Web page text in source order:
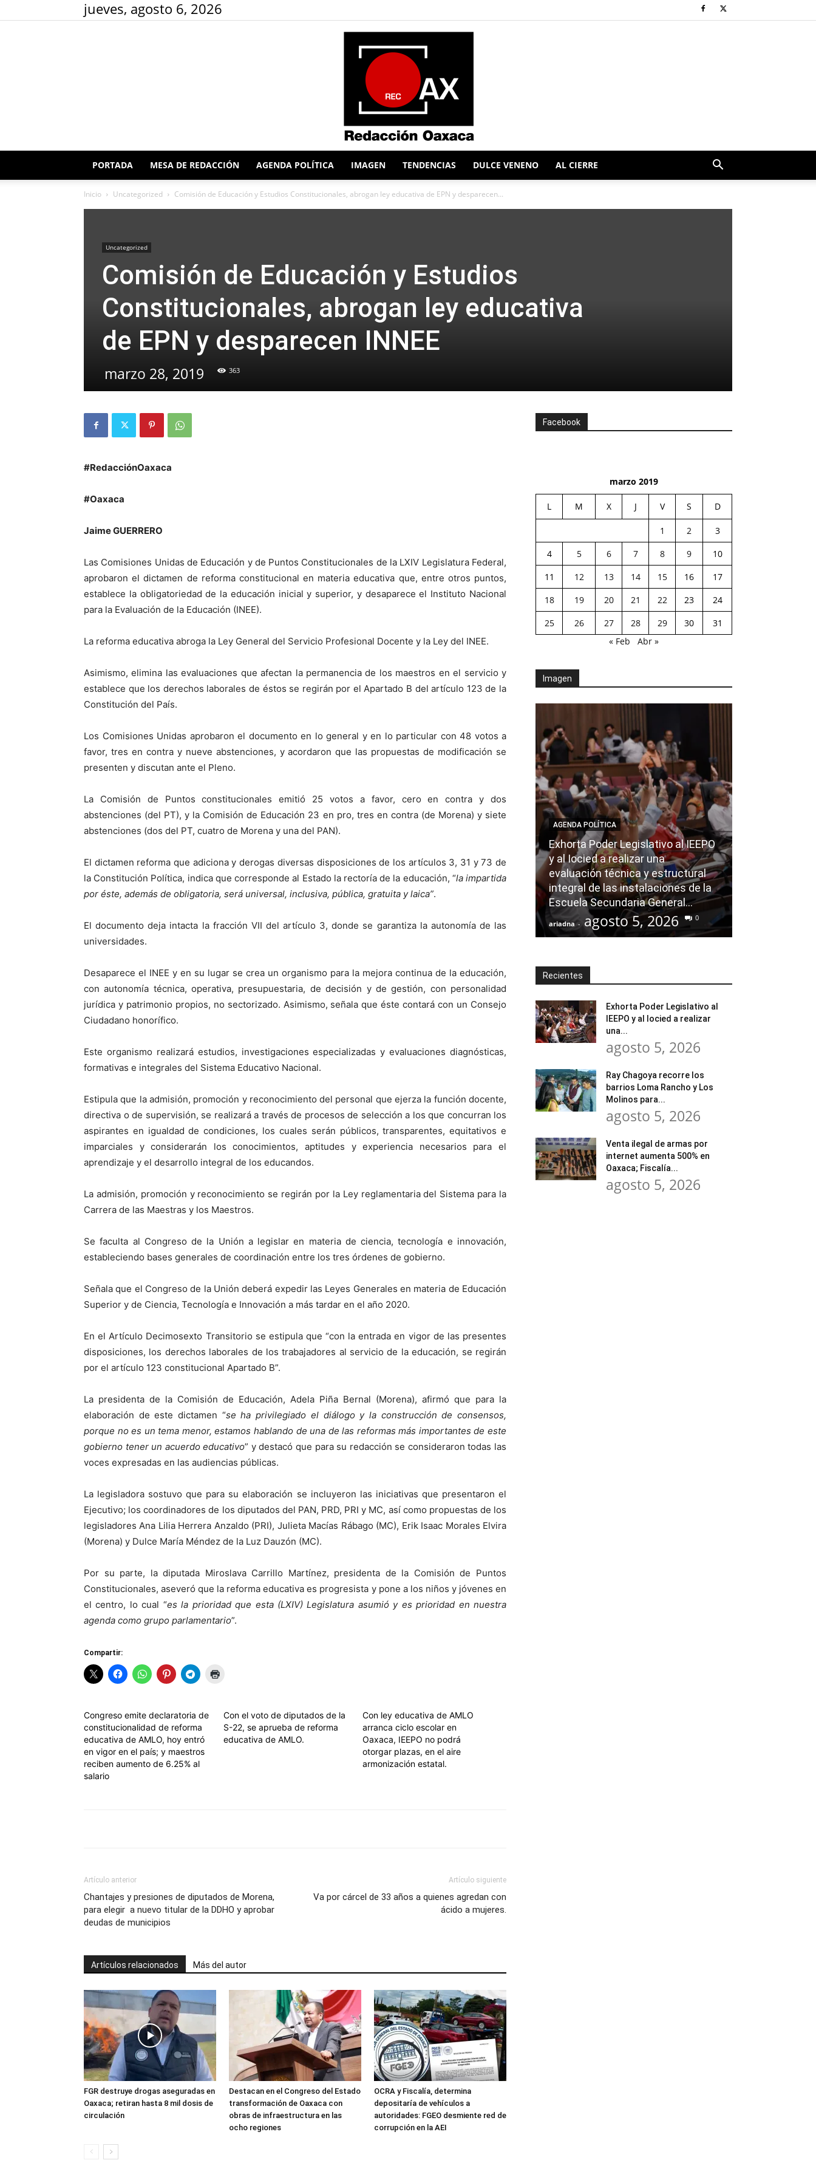
jueves, agosto 6, 2026
Redacción
Oaxaca
PORTADA MESA DE REDACCIÓN AGENDA POLÍTICA IMAGEN TENDENCIAS DULCE VENENO AL CIERRE
Inicio Uncategorized Comisión de Educación y Estudios Constitucionales, abrogan ley educativa de EPN y desparecen...
Uncategorized
Comisión de Educación y Estudios
Constitucionales, abrogan ley educativa
de EPN y desparecen INNEE
marzo 28, 2019 363
#RedacciónOaxaca
#Oaxaca
Jaime GUERRERO
Las Comisiones Unidas de Educación y de Puntos Constitucionales de la LXIV Legislatura Federal,
aprobaron el dictamen de reforma constitucional en materia educativa que, entre otros puntos,
establece la obligatoriedad de la educación inicial y superior, y desaparece el Instituto Nacional
para la Evaluación de la Educación (INEE).
La reforma educativa abroga la Ley General del Servicio Profesional Docente y la Ley del INEE.
Asimismo, elimina las evaluaciones que afectan la permanencia de los maestros en el servicio y
establece que los derechos laborales de éstos se regirán por el Apartado B del artículo 123 de la
Constitución del País.
Los Comisiones Unidas aprobaron el documento en lo general y en lo particular con 48 votos a
favor, tres en contra y nueve abstenciones, y acordaron que las propuestas de modificación se
presenten y discutan ante el Pleno.
La Comisión de Puntos constitucionales emitió 25 votos a favor, cero en contra y dos
abstenciones (del PT), y la Comisión de Educación 23 en pro, tres en contra (de Morena) y siete
abstenciones (dos del PT, cuatro de Morena y una del PAN).
El dictamen reforma que adiciona y derogas diversas disposiciones de los artículos 3, 31 y 73 de
la Constitución Política, indica que corresponde al Estado la rectoría de la educación, “la impartida
por éste, además de obligatoria, será universal, inclusiva, pública, gratuita y laica”.
El documento deja intacta la fracción VII del artículo 3, donde se garantiza la autonomía de las
universidades.
Desaparece el INEE y en su lugar se crea un organismo para la mejora continua de la educación,
con autonomía técnica, operativa, presupuestaria, de decisión y de gestión, con personalidad
jurídica y patrimonio propios, no sectorizado. Asimismo, señala que éste contará con un Consejo
Ciudadano honorífico.
Este organismo realizará estudios, investigaciones especializadas y evaluaciones diagnósticas,
formativas e integrales del Sistema Educativo Nacional.
Estipula que la admisión, promoción y reconocimiento del personal que ejerza la función docente,
directiva o de supervisión, se realizará a través de procesos de selección a los que concurran los
aspirantes en igualdad de condiciones, los cuales serán públicos, transparentes, equitativos e
imparciales y considerarán los conocimientos, aptitudes y experiencia necesarios para el
aprendizaje y el desarrollo integral de los educandos.
La admisión, promoción y reconocimiento se regirán por la Ley reglamentaria del Sistema para la
Carrera de las Maestras y los Maestros.
Se faculta al Congreso de la Unión a legislar en materia de ciencia, tecnología e innovación,
estableciendo bases generales de coordinación entre los tres órdenes de gobierno.
Señala que el Congreso de la Unión deberá expedir las Leyes Generales en materia de Educación
Superior y de Ciencia, Tecnología e Innovación a más tardar en el año 2020.
En el Artículo Decimosexto Transitorio se estipula que “con la entrada en vigor de las presentes
disposiciones, los derechos laborales de los trabajadores al servicio de la educación, se regirán
por el artículo 123 constitucional Apartado B”.
La presidenta de la Comisión de Educación, Adela Piña Bernal (Morena), afirmó que para la
elaboración de este dictamen “se ha privilegiado el diálogo y la construcción de consensos,
porque no es un tema menor, estamos hablando de una de las reformas más importantes de este
gobierno tener un acuerdo educativo” y destacó que para su redacción se consideraron todas las
voces expresadas en las audiencias públicas.
La legisladora sostuvo que para su elaboración se incluyeron las iniciativas que presentaron el
Ejecutivo; los coordinadores de los diputados del PAN, PRD, PRI y MC, así como propuestas de los
legisladores Ana Lilia Herrera Anzaldo (PRI), Julieta Macías Rábago (MC), Erik Isaac Morales Elvira
(Morena) y Dulce María Méndez de la Luz Dauzón (MC).
Por su parte, la diputada Miroslava Carrillo Martínez, presidenta de la Comisión de Puntos
Constitucionales, aseveró que la reforma educativa es progresista y pone a los niños y jóvenes en
el centro, lo cual “es la prioridad que esta (LXIV) Legislatura asumió y es prioridad en nuestra
agenda como grupo parlamentario”.
Compartir:
Congreso emite declaratoria de
constitucionalidad de reforma
educativa de AMLO, hoy entró
en vigor en el país; y maestros
reciben aumento de 6.25% al
salario
Con el voto de diputados de la
S-22, se aprueba de reforma
educativa de AMLO.
Con ley educativa de AMLO
arranca ciclo escolar en
Oaxaca, IEEPO no podrá
otorgar plazas, en el aire
armonización estatal.
Artículo anterior
Chantajes y presiones de diputados de Morena,
para elegir a nuevo titular de la DDHO y aprobar
deudas de municipios
Artículo siguiente
Va por cárcel de 33 años a quienes agredan con
ácido a mujeres.
Artículos relacionados Más del autor
FGR destruye drogas aseguradas en
Oaxaca; retiran hasta 8 mil dosis de
circulación
Destacan en el Congreso del Estado
transformación de Oaxaca con
obras de infraestructura en las
ocho regiones
OCRA y Fiscalía, determina
depositaría de vehículos a
autoridades: FGEO desmiente red de
corrupción en la AEI
Facebook
marzo 2019
L M X J V S D
1 2
3
4
5 6 7 8 9
10
11
12 13 14 15 16
17
18
19 20 21 22 23
24
25
26 27 28 29 30
31
« Feb
Abr »
Imagen
AGENDA POLÍTICA
Exhorta Poder Legislativo al IEEPO
y al Iocied a realizar una
evaluación técnica y estructural
integral de las instalaciones de la
Escuela Secundaria General...
ariadna - agosto 5, 2026 0
Recientes
Exhorta Poder Legislativo al
IEEPO y al Iocied a realizar
una...
agosto 5, 2026
Ray Chagoya recorre los
barrios Loma Rancho y Los
Molinos para...
agosto 5, 2026
Venta ilegal de armas por
internet aumenta 500% en
Oaxaca; Fiscalía...
agosto 5, 2026